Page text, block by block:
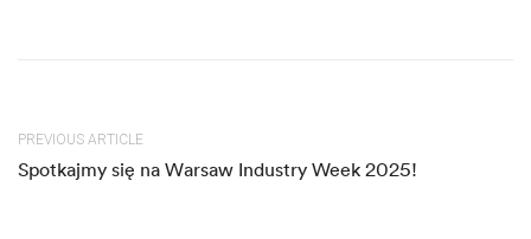
PREVIOUS ARTICLE
Spotkajmy się na Warsaw Industry Week 2025!